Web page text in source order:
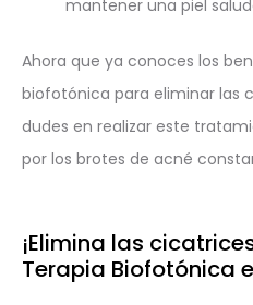
mantener una piel
Ahora que ya conoces los
biofotónica para eliminar las
dudes en realizar este
por los brotes de acné
¡Elimina las
Terapia Biofotónica